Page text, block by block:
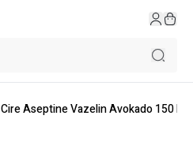
Cire Aseptine Vazelin Avokado 150 Ml